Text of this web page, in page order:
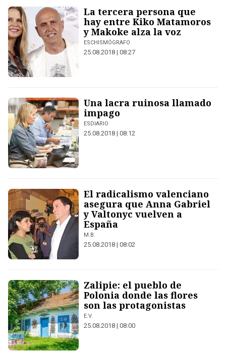
La tercera persona que
hay entre Kiko Matamoros
y Makoke alza la voz
ESCHISMÓGRAFO
25.08.2018 | 08:27
Una lacra ruinosa llamado
impago
ESDIARIO
25.08.2018 | 08:12
El radicalismo valenciano
asegura que Anna Gabriel
y Valtonyc vuelven a
España
M.B.
25.08.2018 | 08:02
Zalipie: el pueblo de
Polonia donde las flores
son las protagonistas
E.V.
25.08.2018 | 08:00